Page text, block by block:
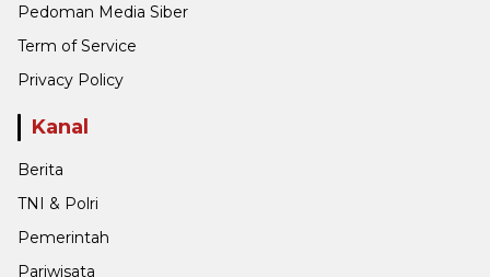
Pedoman Media Siber
Term of Service
Privacy Policy
Kanal
Berita
TNI & Polri
Pemerintah
Pariwisata